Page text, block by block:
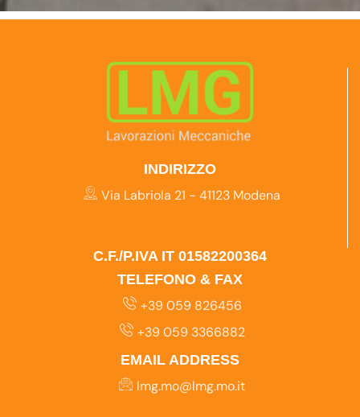
INDIRIZZO
Via Labriola 21 - 41123 Modena
C.F./P.IVA IT 01582200364
TELEFONO & FAX
+39 059 826456
+39 059 3366882
EMAIL ADDRESS
lmg.mo@lmg.mo.it